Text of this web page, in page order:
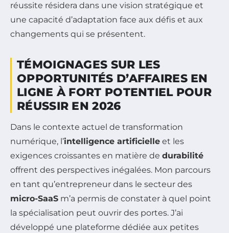
réussite résidera dans une vision stratégique et
une capacité d’adaptation face aux défis et aux
changements qui se présentent.
TÉMOIGNAGES SUR LES
OPPORTUNITÉS D’AFFAIRES EN
LIGNE À FORT POTENTIEL POUR
RÉUSSIR EN 2026
Dans le contexte actuel de transformation
numérique, l’intelligence artificielle et les
exigences croissantes en matière de durabilité
offrent des perspectives inégalées. Mon parcours
en tant qu’entrepreneur dans le secteur des
micro-SaaS m’a permis de constater à quel point
la spécialisation peut ouvrir des portes. J’ai
développé une plateforme dédiée aux petites